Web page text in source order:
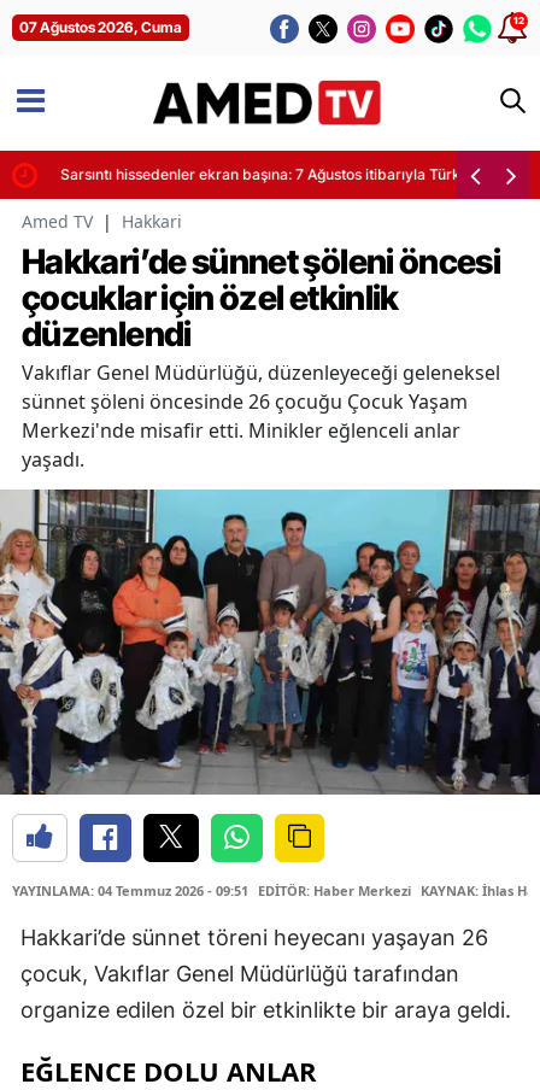
07 Ağustos 2026, Cuma 12
Sarsıntı hissedenler ekran başına: 7 Ağustos itibarıyla Türkiye'de son
Amed TV | Hakkari
Hakkari’de sünnet şöleni öncesi
çocuklar için özel etkinlik
düzenlendi
Vakıflar Genel Müdürlüğü, düzenleyeceği geleneksel
sünnet şöleni öncesinde 26 çocuğu Çocuk Yaşam
Merkezi'nde misafir etti. Minikler eğlenceli anlar
yaşadı.
YAYINLAMA: 04 Temmuz 2026 - 09:51 EDİTÖR: Haber Merkezi KAYNAK: İhlas
Hakkari’de sünnet töreni heyecanı yaşayan 26
çocuk, Vakıflar Genel Müdürlüğü tarafından
organize edilen özel bir etkinlikte bir araya geldi.
EĞLENCE DOLU ANLAR